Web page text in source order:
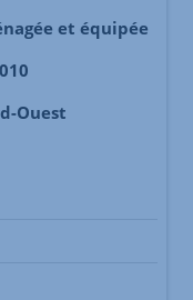
et équipée
Ouest